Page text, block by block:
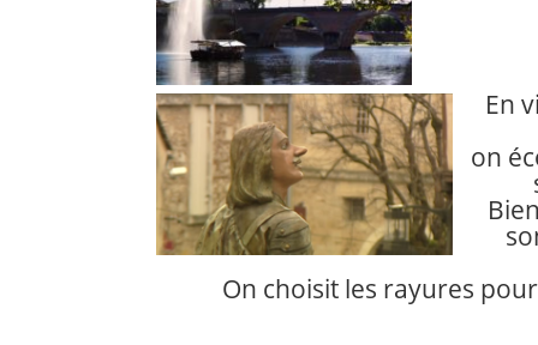
En
on
Bie
On choisit les rayures